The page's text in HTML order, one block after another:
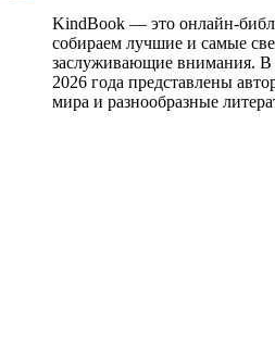
KindBook — это онлайн-
собираем лучшие и самые
заслуживающие внимания. В
2026 года представлены
мира и разнообразные